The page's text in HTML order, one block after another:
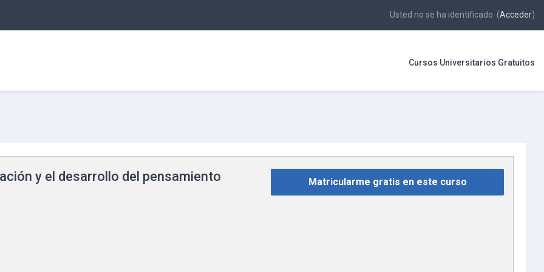
Usted no se ha identificado. (Acceder)
Cursos Universitarios Gratuitos
y el desarrollo del pensamiento Matricularme gratis en este curso